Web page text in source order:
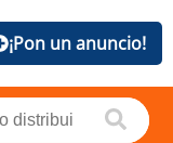
¡Pon un anuncio!